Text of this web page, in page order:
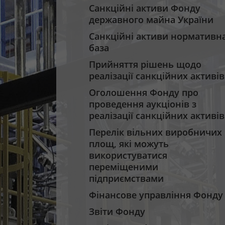
Санкційні активи Фонду
державного майна України
Санкційні активи
база
Прийняття рішень щодо
реалізації санкційних активів
Оголошення Фонду про
проведення аукціонів з
реалізації санкційних активів
Перелік вільних виробничих
площ, які можуть
використуватися
переміщеними
підприємствами
Фінансове управління Фонду
Звіти Фонду